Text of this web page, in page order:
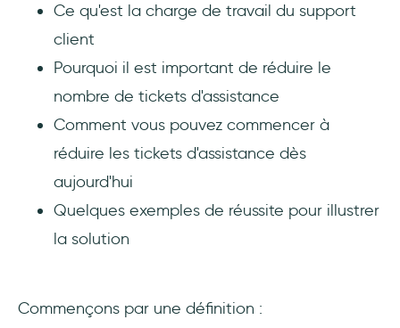
Conclusion
Questions Fréquentes
d'assistance ?
Comment réduire le nombre de tickets
d'assistance ?
Comment réduire le temps de résolution des
Ce qu'est la charge de travail du support
client
Pourquoi il est important de réduire le
nombre de tickets d'assistance
Comment vous pouvez commencer à
réduire les tickets d'assistance dès
aujourd'hui
Quelques exemples de réussite pour illustrer
la solution
Commençons par une définition :